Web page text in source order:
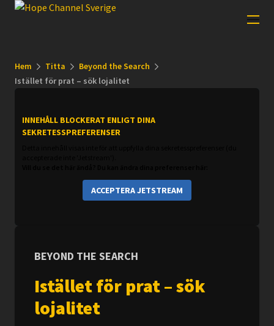
Hem Titta
Beyond the Search
Istället för prat – sök lojalitet
INNEHÅLL BLOCKERAT ENLIGT DINA
SEKRETESSPREFERENSER
ACCEPTERA JETSTREAM
BEYOND THE SEARCH
Istället för prat – sök
lojalitet